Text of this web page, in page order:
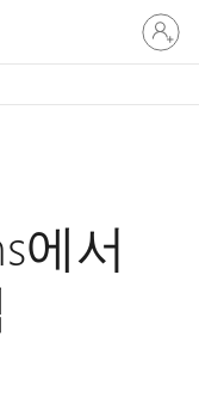
귀
하
계
에서